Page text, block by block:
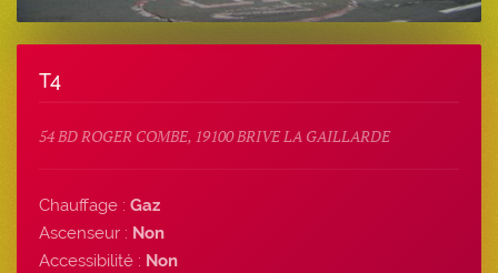
T4
54 BD ROGER COMBE, 19100 BRIVE LA GAILLARDE
Chauffage : Gaz
Ascenseur : Non
Accessibilité : Non